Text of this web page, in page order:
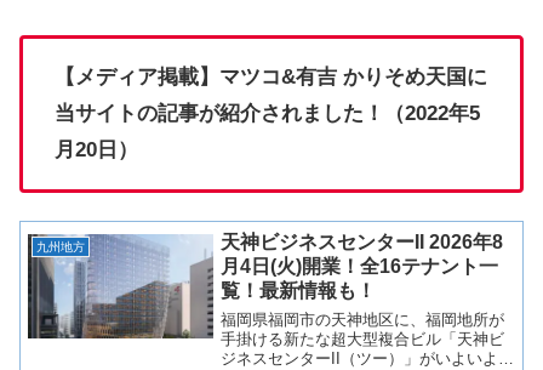
【メディア掲載】マツコ&有吉 かりそめ天国に
当サイトの記事が紹介されました！（2022年5
月20日）
九州地方
天神ビジネスセンターII 2026年8
月4日(火)開業！全16テナント一
覧！最新情報も！
福岡県福岡市の天神地区に、福岡地所が
手掛ける新たな超大型複合ビル「天神ビ
ジネスセンターII（ツー）」がいよいよ